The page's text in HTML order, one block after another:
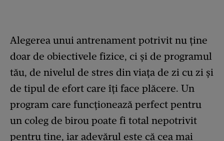
Alegerea unui antrenament potrivit nu ține
doar de obiectivele fizice, ci și de programul
tău, de nivelul de stres din viața de zi cu zi și
de tipul de efort care îți face plăcere. Un
program care funcționează perfect pentru
un coleg de birou poate fi total nepotrivit
pentru tine, iar adevărul este că cea mai